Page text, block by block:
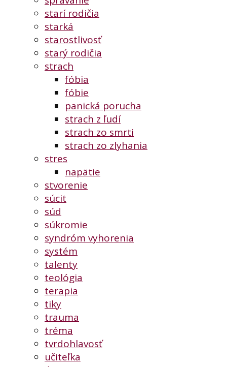
starí rodičia
starká
starostlivosť
starý rodičia
strach
fóbia
fóbie
panická porucha
strach z ľudí
strach zo smrti
strach zo zlyhania
stres
napätie
stvorenie
súcit
súd
súkromie
syndróm vyhorenia
systém
talenty
teológia
terapia
tiky
trauma
tréma
tvrdohlavosť
učiteľka